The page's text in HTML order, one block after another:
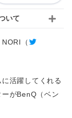
いて
（
活躍してくれる
がBenQ（ベン